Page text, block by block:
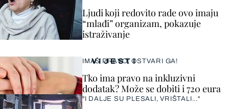
VIJESTI
IMAŠ PRAVO, OSTVARI GA!
Tko ima pravo na inkluzivni
dodatak? Može se dobiti i 720 eura
"I DALJE SU PLESALI, VRIŠTALI..."
Ljudi koji redovito rade ovo imaju
“mlađi” organizam, pokazuje
istraživanje